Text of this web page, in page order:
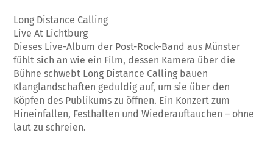
Long Distance Calling
Live At Lichtburg
Dieses Live-Album der Post-Rock-Band aus Münster
fühlt sich an wie ein Film, dessen Kamera über die
Bühne schwebt Long Distance Calling bauen
Klanglandschaften geduldig auf, um sie über den
Köpfen des Publikums zu öffnen. Ein Konzert zum
Hineinfallen, Festhalten und Wiederauftauchen – ohne
laut zu schreien.